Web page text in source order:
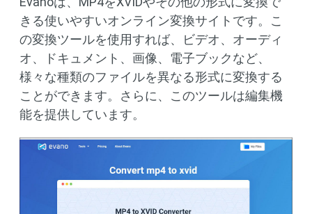
きる使いやすいオンライン変換サイトです。こ
の変換ツールを使用すれば、ビデオ、オーディ
オ、ドキュメント、画像、電子ブックなど、
様々な種類のファイルを異なる形式に変換する
ことができます。さらに、このツールは編集機
能を提供しています。